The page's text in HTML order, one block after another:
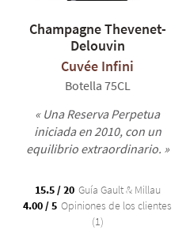
Champagne Thevenet-
Delouvin
Cuvée Infini
Botella 75CL
« Una Reserva Perpetua
iniciada en 2010, con un
equilibrio extraordinario. »
15.5 / 20 Guía Gault & Millau
4.00 / 5 Opiniones de los clientes
(1)